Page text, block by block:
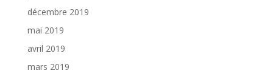
décembre 2019
mai 2019
avril 2019
mars 2019